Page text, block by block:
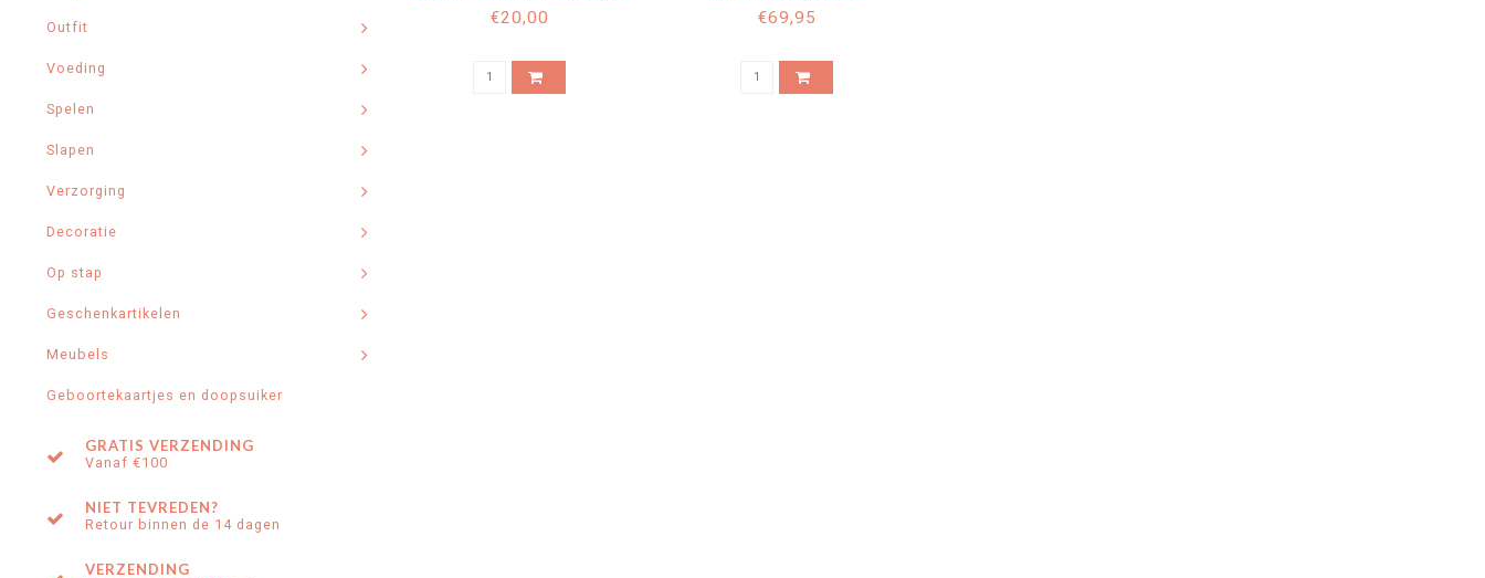
Outfit
Voeding
Spelen
Slapen
Verzorging
Decoratie
Op stap
Geschenkartikelen
Meubels
Geboortekaartjes en doopsuiker
GRATIS VERZENDING
Vanaf €100
NIET TEVREDEN?
Retour binnen de 14 dagen
VERZENDING
CM
€20,00 €69,95